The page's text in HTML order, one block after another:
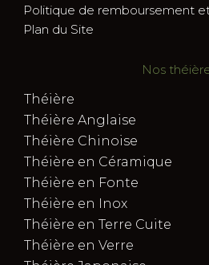
Politique de remboursement
Plan du Site
Nos
Théière
Théière Anglaise
Théière Chinoise
Théière en Céramique
Théière en Fonte
Théière en Inox
Théière en Terre Cuite
Théière en Verre